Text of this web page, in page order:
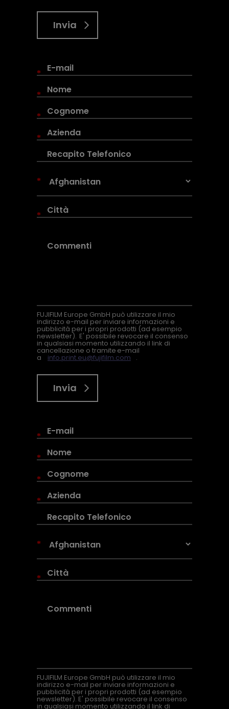
Invia
*
*
*
*
*
*
FUJIFILM Europe GmbH può utilizzare il mio
indirizzo e-mail per inviare informazioni e
pubblicità per i propri prodotti (ad esempio
newsletter). E' possibile revocare il consenso
in qualsiasi momento utilizzando il link di
cancellazione o tramite e-mail
a info.print.eu@fujifilm.com .
Invia
*
*
*
*
*
*
FUJIFILM Europe GmbH può utilizzare il mio
indirizzo e-mail per inviare informazioni e
pubblicità per i propri prodotti (ad esempio
newsletter). E' possibile revocare il consenso
in qualsiasi momento utilizzando il link di